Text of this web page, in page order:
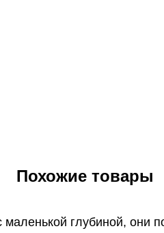
Похожие товары
глубиной, они